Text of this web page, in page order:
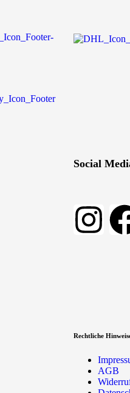
Social
Rechtliche
AGB